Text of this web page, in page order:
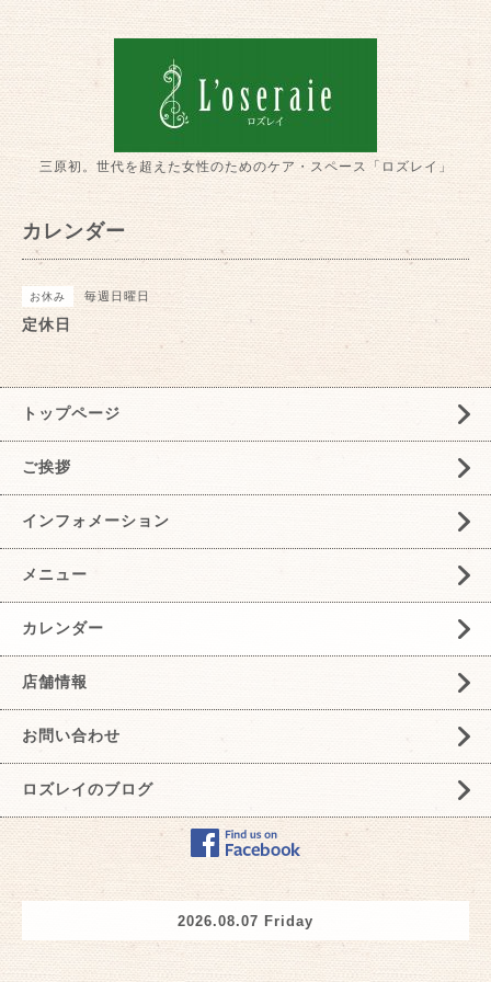
三原初。世代を超えた女性のためのケア・スペース「ロズレイ」
カレンダー
お休み 毎週日曜日
定休日
トップページ
ご挨拶
インフォメーション
メニュー
カレンダー
店舗情報
お問い合わせ
ロズレイのブログ
2026.08.07 Friday